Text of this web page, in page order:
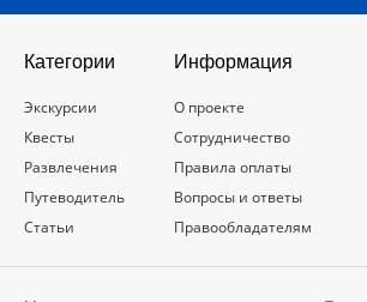
Категории
Экскурсии
Квесты
Развлечения
Путеводитель
Статьи
Информация
О проекте
Сотрудничество
Правила оплаты
Вопросы и ответы
Правообладателям